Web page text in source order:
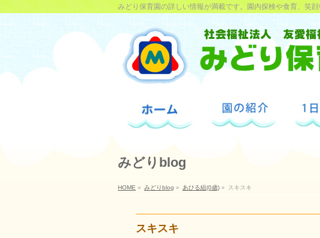
みどり保育園の詳しい情報が満載です。園内探検や食育、笑
みどりblog
HOME » みどりblog » あひる組(0歳) » スキスキ
スキスキ